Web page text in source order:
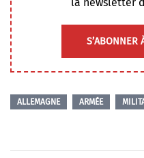
S’ABONNER
ALLEMAGNE ARMÉE